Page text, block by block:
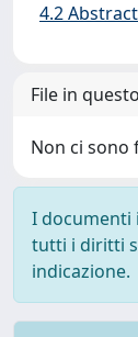
4.2
File in
Non ci sono
I documenti
tutti i diritti
indicazione.